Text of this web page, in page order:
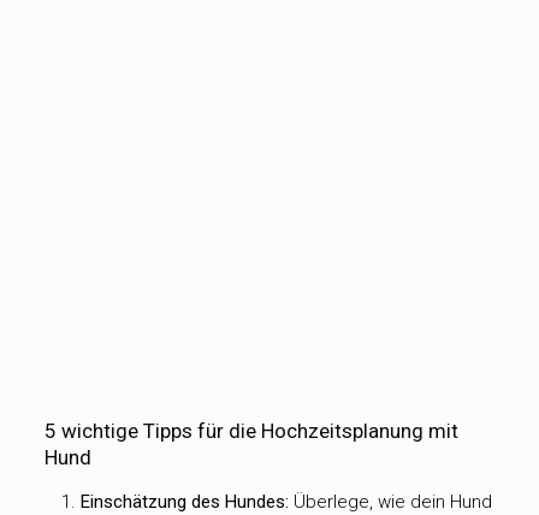
5 wichtige Tipps für die Hochzeitsplanung mit
Hund
Einschätzung des Hundes: Überlege, wie dein Hund